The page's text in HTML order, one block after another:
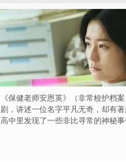
《保健老师安恩英》（非常校护档
剧，讲述一位名字平凡无奇，却有
高中里发现了一些非比寻常的神秘